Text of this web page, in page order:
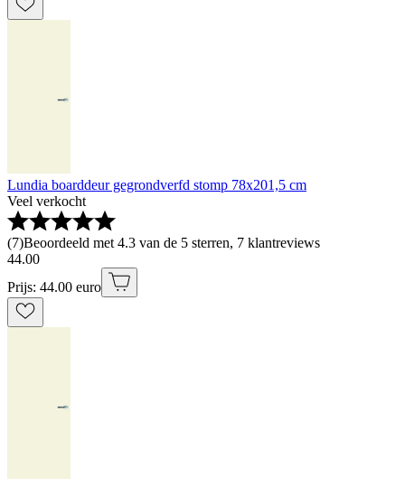
Lundia boarddeur gegrondverfd stomp 78x201,5 cm
Veel verkocht
(7)Beoordeeld met 4.3 van de 5 sterren, 7 klantreviews
44.00
Prijs: 44.00 euro